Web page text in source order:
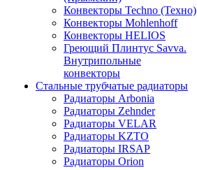
Конвекторы Techno (Техно)
Конвекторы Mohlenhoff
Конвекторы HELIOS
Греющий Плинтус Savva.
Внутрипольные
конвекторы
Стальные трубчатые радиаторы
Радиаторы Arbonia
Радиаторы Zehnder
Радиаторы VELAR
Радиаторы KZTO
Радиаторы IRSAP
Радиаторы Orion